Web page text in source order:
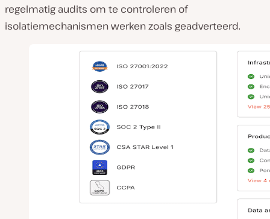
regelmatig audits om te controleren of
isolatiemechanismen werken zoals geadverteerd.